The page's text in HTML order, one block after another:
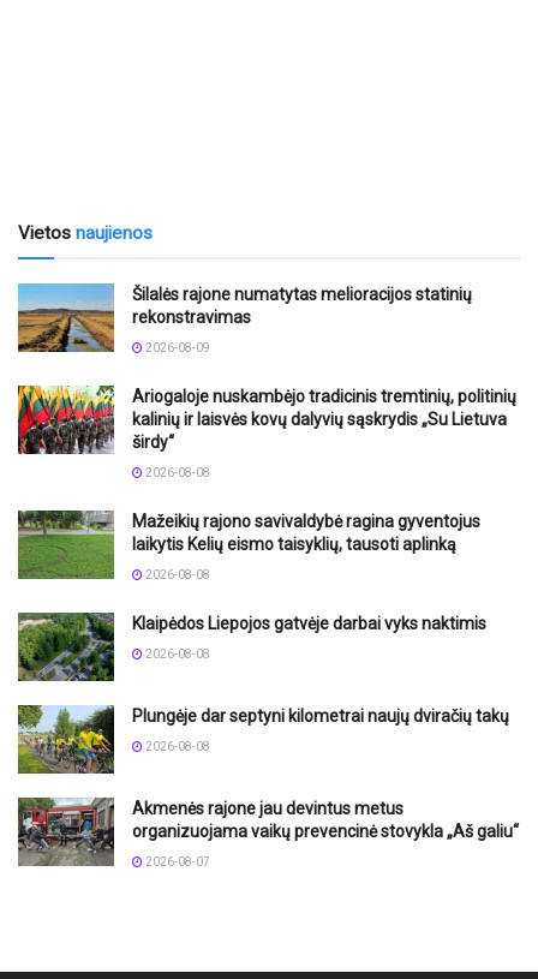
Vietos naujienos
Šilalės rajone numatytas melioracijos statinių
rekonstravimas
2026-08-09
Ariogaloje nuskambėjo tradicinis tremtinių, politinių
kalinių ir laisvės kovų dalyvių sąskrydis „Su Lietuva
širdy“
2026-08-08
Mažeikių rajono savivaldybė ragina gyventojus
laikytis Kelių eismo taisyklių, tausoti aplinką
2026-08-08
Klaipėdos Liepojos gatvėje darbai vyks naktimis
2026-08-08
Plungėje dar septyni kilometrai naujų dviračių takų
2026-08-08
Akmenės rajone jau devintus metus
organizuojama vaikų prevencinė stovykla „Aš galiu“
2026-08-07